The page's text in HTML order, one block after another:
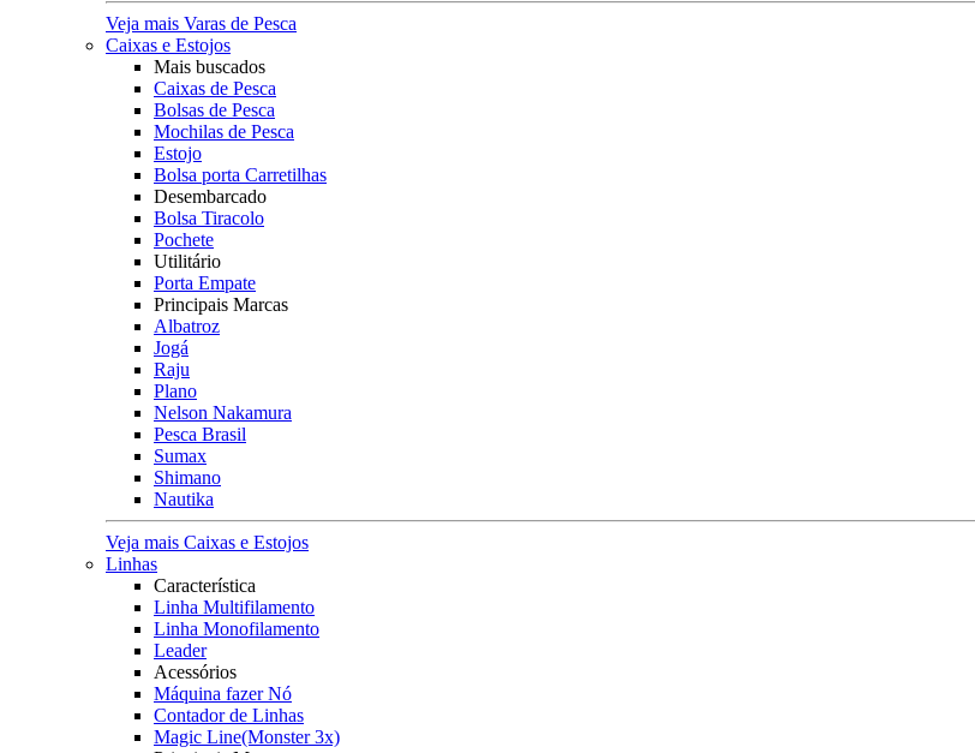
Veja mais Varas de Pesca
Caixas e Estojos
Mais buscados
Caixas de Pesca
Bolsas de Pesca
Mochilas de Pesca
Estojo
Bolsa porta Carretilhas
Desembarcado
Bolsa Tiracolo
Pochete
Utilitário
Porta Empate
Principais Marcas
Albatroz
Jogá
Raju
Plano
Nelson Nakamura
Pesca Brasil
Sumax
Shimano
Nautika
Veja mais Caixas e Estojos
Linhas
Característica
Linha Multifilamento
Linha Monofilamento
Leader
Acessórios
Máquina fazer Nó
Contador de Linhas
Magic Line(Monster 3x)